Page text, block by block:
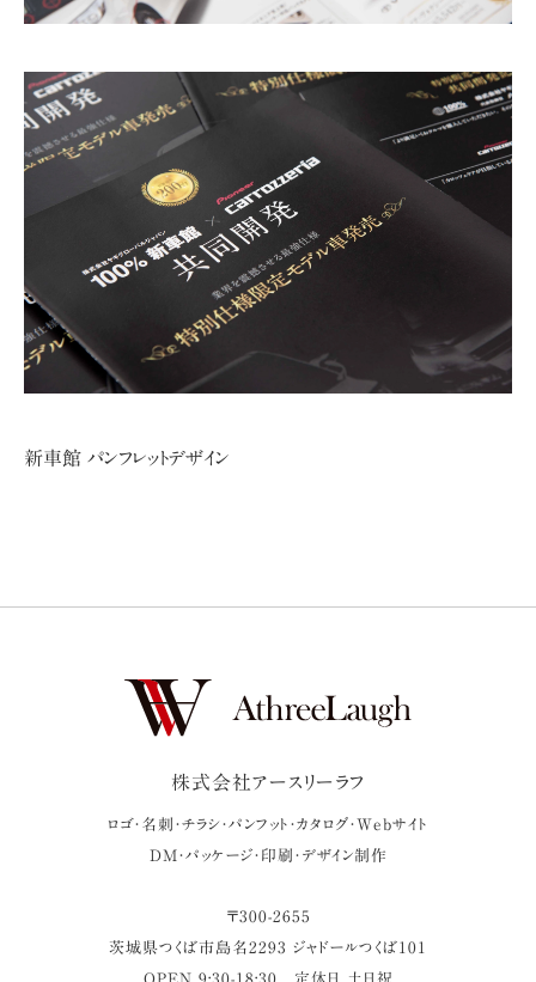
新車館 パンフレットデザイン
株式会社アースリーラフ
ロゴ・名刺・チラシ・パンフット・カタログ・Webサイト
DM・パッケージ・印刷・デザイン制作
〒300-2655
茨城県つくば市島名2293 ジャドールつくば101
OPEN 9:30-18:30
定休日 土日祝